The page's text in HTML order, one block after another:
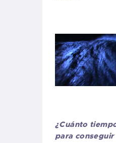
¿Cuánto
para conseguir